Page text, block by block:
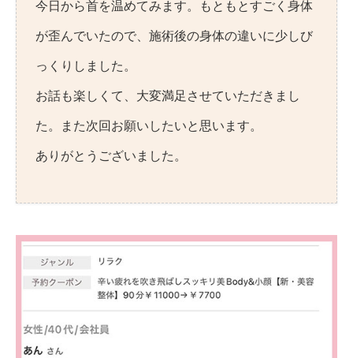
今日から首を温めてみます。もともとすごく身体
が歪んでいたので、施術後の身体の違いに少しび
っくりしました。
お話も楽しくて、大変満足させていただきまし
た。また次回お願いしたいと思います。
ありがとうございました。